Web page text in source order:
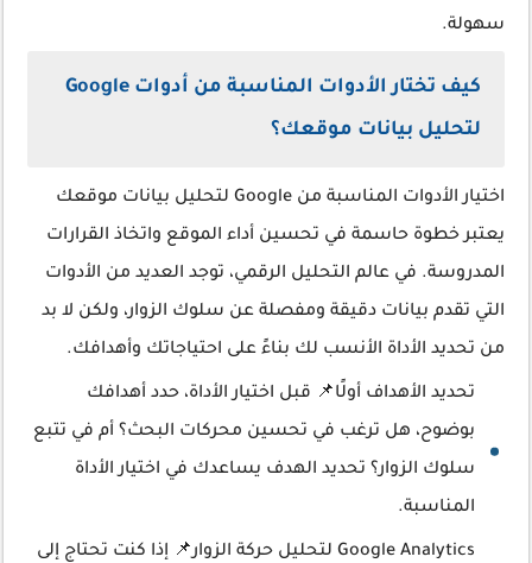
سهولة.
كيف تختار الأدوات المناسبة من أدوات Google
لتحليل بيانات موقعك؟
اختيار الأدوات المناسبة من Google لتحليل بيانات موقعك
يعتبر خطوة حاسمة في تحسين أداء الموقع واتخاذ القرارات
المدروسة. في عالم التحليل الرقمي، توجد العديد من الأدوات
التي تقدم بيانات دقيقة ومفصلة عن سلوك الزوار، ولكن لا بد
من تحديد الأداة الأنسب لك بناءً على احتياجاتك وأهدافك.
تحديد الأهداف أولًا📌 قبل اختيار الأداة، حدد أهدافك
بوضوح، هل ترغب في تحسين محركات البحث؟ أم في تتبع
سلوك الزوار؟ تحديد الهدف يساعدك في اختيار الأداة
المناسبة.
Google Analytics لتحليل حركة الزوار📌 إذا كنت تحتاج إلى